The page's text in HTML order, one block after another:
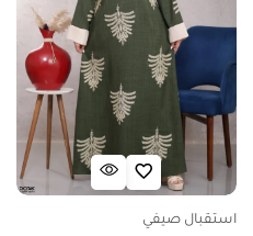
استقبال صيفي